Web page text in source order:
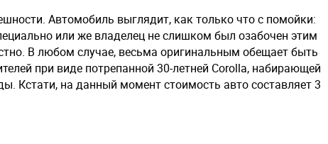
Автомобиль выглядит, как только что с помойки:
или же владелец не слишком был озабочен этим
В любом случае, весьма оригинальным обещает быть
при виде потрепанной 30-летней Corolla, набирающей
Кстати, на данный момент стоимость авто составляет 3